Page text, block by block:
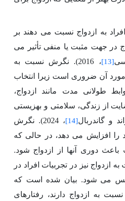
به ازدواج نسبت می دهند بر
در جهت مثبت یا منفی تأثیر می
[13]
، 2016). نگرش نسبت به
آن ضروری است زیرا انتخاب
طولانی مدت مانند ازدواج،
از زندگی، سلامتی و بهزیستی
و گاندربال[14]
، 2024). نگرش
را افزایش می دهد، در حالی که
دوری آنها از ازدواج شود.
ازدواج نیز در تجربیات افراد در
می شود. بیان شده است که
به ازدواج دارند، رفتارهای